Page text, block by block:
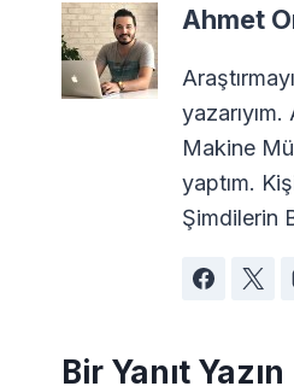
Ahmet
Makine
yaptım.
Şimdilerin
Bir Yanıt Yazın